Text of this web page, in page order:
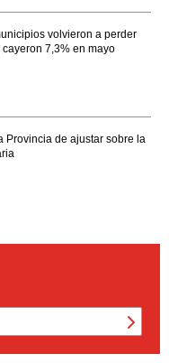
volvieron a perder
7,3% en mayo
Provincia de ajustar sobre la